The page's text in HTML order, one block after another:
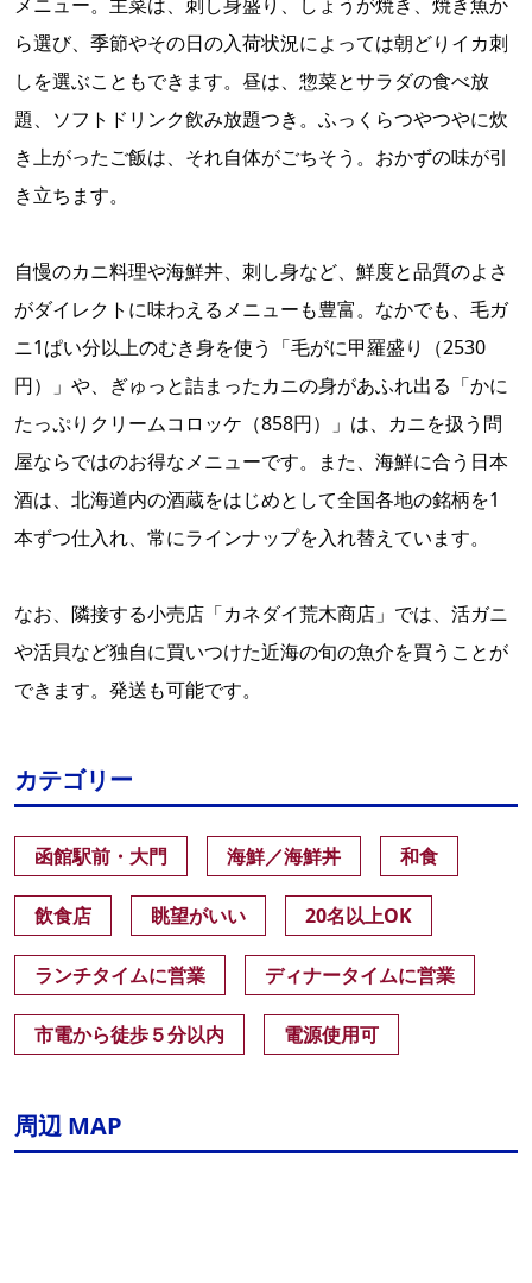
ら選び、季節やその日の入荷状況によっては朝どりイカ刺
しを選ぶこともできます。昼は、惣菜とサラダの食べ放
題、ソフトドリンク飲み放題つき。ふっくらつやつやに炊
き上がったご飯は、それ自体がごちそう。おかずの味が引
き立ちます。
自慢のカニ料理や海鮮丼、刺し身など、鮮度と品質のよさ
がダイレクトに味わえるメニューも豊富。なかでも、毛ガ
ニ1ぱい分以上のむき身を使う「毛がに甲羅盛り（2530
円）」や、ぎゅっと詰まったカニの身があふれ出る「かに
たっぷりクリームコロッケ（858円）」は、カニを扱う問
屋ならではのお得なメニューです。また、海鮮に合う日本
酒は、北海道内の酒蔵をはじめとして全国各地の銘柄を1
本ずつ仕入れ、常にラインナップを入れ替えています。
なお、隣接する小売店「カネダイ荒木商店」では、活ガニ
や活貝など独自に買いつけた近海の旬の魚介を買うことが
できます。発送も可能です。
カテゴリー
函館駅前・大門 海鮮／海鮮丼 和食
飲食店 眺望がいい 20名以上OK
ランチタイムに営業 ディナータイムに営業
市電から徒歩５分以内 電源使用可
周辺 MAP